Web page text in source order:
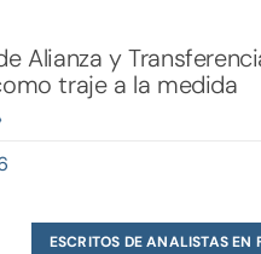
Alianza y
traje a la medida
ESCRITOS DE ANALISTAS EN